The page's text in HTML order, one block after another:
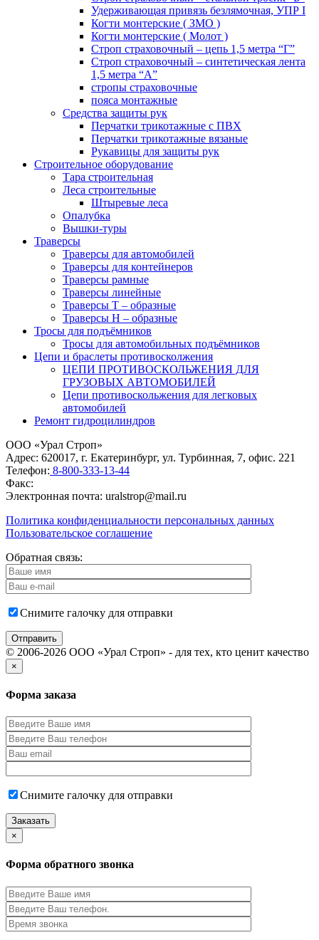
Удерживающая привязь безлямочная, УПР I
Когти монтерские ( ЗМО )
Когти монтерские ( Молот )
Строп страховочный – цепь 1,5 метра “Г”
Строп страховочный – синтетическая лента
1,5 метра “А”
стропы страховочные
пояса монтажные
Средства защиты рук
Перчатки трикотажные с ПВХ
Перчатки трикотажные вязаные
Рукавицы для защиты рук
Строительное оборудование
Тара строительная
Леса строительные
Штыревые леса
Опалубка
Вышки-туры
Траверсы
Траверсы для автомобилей
Траверсы для контейнеров
Траверсы рамные
Траверсы линейные
Траверсы Т – образные
Траверсы Н – образные
Тросы для подъёмников
Тросы для автомобильных подъёмников
Цепи и браслеты противосколжения
ЦЕПИ ПРОТИВОСКОЛЬЖЕНИЯ ДЛЯ
ГРУЗОВЫХ АВТОМОБИЛЕЙ
Цепи противоскольжения для легковых
автомобилей
Ремонт гидроцилиндров
ООО «Урал Строп»
Адрес: 620017, г. Екатеринбург, ул. Турбинная, 7, офис. 221
Телефон: 8-800-333-13-44
Факс:
Электронная почта: uralstrop@mail.ru
Политика конфиденциальности персональных данных
Пользовательское соглашение
Обратная связь:
Снимите галочку для отправки
© 2006-2026 ООО «Урал Строп» - для тех, кто ценит качество
×
Форма заказа
Снимите галочку для отправки
×
Форма обратного звонка